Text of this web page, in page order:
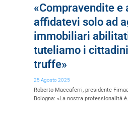
«Compravendite e
affidatevi solo ad
immobiliari
tuteliamo i
truffe»
25 Agosto 2025
Roberto Maccaferri, presidente
Bologna: «La nostra professionalità